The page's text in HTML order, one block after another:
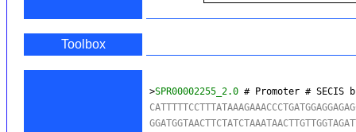
Toolbox
>SPR00002255_2.0 # Promoter #